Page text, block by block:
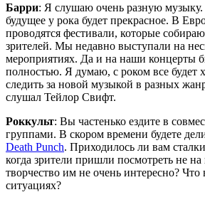
Барри: Я слушаю очень разную
будущее у рока будет прекрасное. В
проводятся фестивали, которые
зрителей. Мы недавно выступали на
мероприятиях. Да и на наши концерты
полностью. Я думаю, с роком все будет
следить за новой музыкой в разных
слушал Тейлор Свифт.
Роккульт: Вы частенько ездите в
группами. В скором времени будете
Death Punch. Приходилось ли вам
когда зрители пришли посмотреть не на
творчество им не очень интересно? Что
ситуациях?